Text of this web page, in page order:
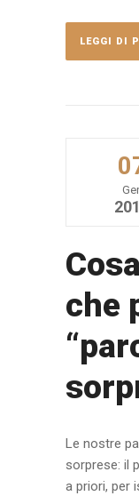
LEGGI DI
che
Le nostre
sorprese: il
a priori, per